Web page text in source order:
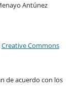
Antúnez
Creative Commons
de acuerdo con los